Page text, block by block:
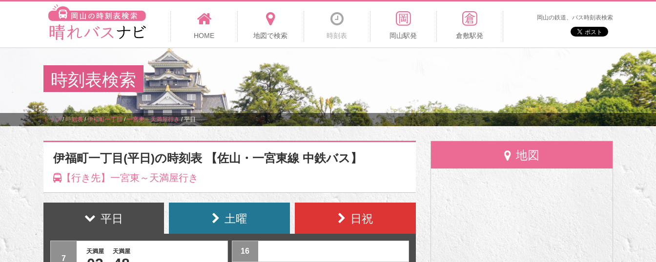
HOME 地図で検索 時刻表 岡山駅発 倉敷駅発
岡山の鉄道、バス時刻表検索
時刻表検索
トップ/時刻表/伊福町一丁目/一宮東～天満屋行き/平日
伊福町一丁目(平日)の時刻表 【佐山・一宮東線 中鉄バス】
【行き先】一宮東～天満屋行き
平日 土曜 日祝
7
天満屋 天満屋 16
地図